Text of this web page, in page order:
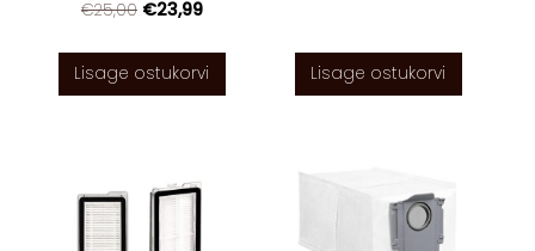
€25,00 €23,99
Lisage ostukorvi Lisage ostukorvi